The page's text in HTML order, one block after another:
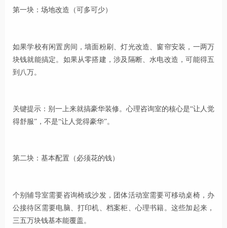
第一块：场地改造（可多可少）
如果学校有闲置房间，墙面粉刷、灯光改造、窗帘安装，一两万
块钱就能搞定。如果从零搭建，涉及隔断、水电改造，可能得五
到八万。
关键提示：别一上来就搞豪华装修。心理咨询室的核心是“让人觉
得舒服”，不是“让人觉得豪华”。
第二块：基本配置（必须花的钱）
个别辅导室需要咨询椅或沙发，团体活动室需要可移动桌椅，办
公接待区需要电脑、打印机、档案柜、心理书籍。这些加起来，
三五万块钱基本能覆盖。